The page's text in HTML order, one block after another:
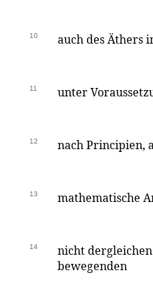
10 auch des Äthers
11 unter
12 nach Principien,
13 mathematische
14 nicht
bewegenden